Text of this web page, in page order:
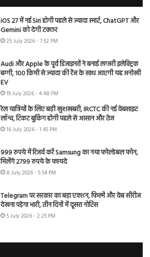
iOS 27 में नई Siri होगी पहले से ज्यादा स्मार्ट, ChatGPT और
Gemini को देगी टक्कर
25 July 2026 - 7:52 PM
Audi और Apple के पूर्व डिजाइनरों ने बनाई लग्जरी इलेक्ट्रिक
बग्गी, 100 किमी से ज्यादा की रेंज के साथ आएगी यह अनोखी
EV
19 July 2026 - 4:48 PM
रेल यात्रियों के लिए बड़ी खुशखबरी, IRCTC की नई वेबसाइट
लॉन्च, टिकट बुकिंग होगी पहले से आसान और तेज
16 July 2026 - 1:45 PM
999 रुपये में रिजर्व करें Samsung का नया फोल्डेबल फोन,
मिलेंगे 2799 रुपये के फायदे
8 July 2026 - 5:54 PM
Telegram पर सरकार का बड़ा एक्शन, फिल्में और वेब सीरीज
देखना पड़ेगा भारी, तीन दिनों में दूसरा नोटिस
5 July 2026 - 2:25 PM